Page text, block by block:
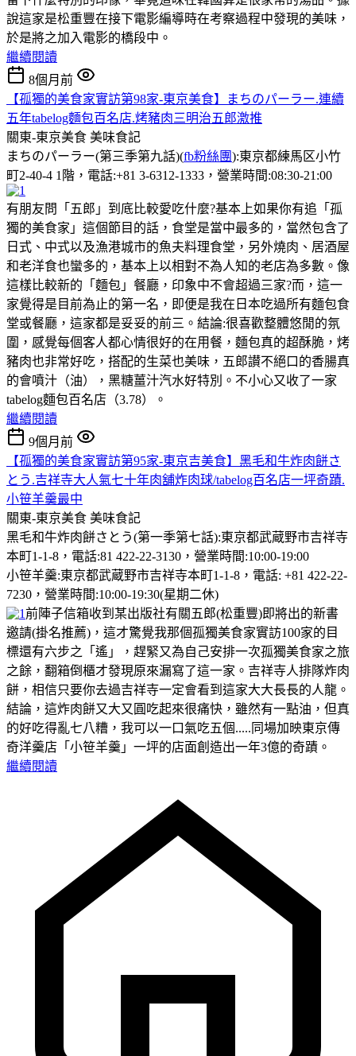
說這家是松重豐在接下電影編導時在考察過程中發現的美味，
於是將之加入電影的橋段中。
繼續閱讀
8個月前
【孤獨的美食家實訪第98家-東京美食】まちのパーラー.連續
五年tabelog麵包百名店.烤豬肉三明治五郎激推
關東-東京美食 美味食記
まちのパーラー(第三季第九話)(fb粉絲團):東京都練馬区小竹
町2-40-4 1階，電話:+81 3-6312-1333，營業時間:08:30-21:00
有朋友問「五郎」到底比較愛吃什麼?基本上如果你有追「孤
獨的美食家」這個節目的話，食堂是當中最多的，當然包含了
日式、中式以及漁港城市的魚夫料理食堂，另外燒肉、居酒屋
和老洋食也蠻多的，基本上以相對不為人知的老店為多數。像
這樣比較新的「麵包」餐廳，印象中不會超過三家?而，這一
家覺得是目前為止的第一名，即便是我在日本吃過所有麵包食
堂或餐廳，這家都是妥妥的前三。結論:很喜歡整體悠閒的氛
圍，感覺每個客人都心情很好的在用餐，麵包真的超酥脆，烤
豬肉也非常好吃，搭配的生菜也美味，五郎讃不絕口的香腸真
的會噴汁（油），黑糖薑汁汽水好特別。不小心又收了一家
tabelog麵包百名店（3.78）。
繼續閱讀
9個月前
【孤獨的美食家實訪第95家-東京吉美食】黑毛和牛炸肉餅さ
とう.吉祥寺大人氣七十年肉舖炸肉球/tabelog百名店一坪奇蹟.
小笹羊羹最中
關東-東京美食 美味食記
黑毛和牛炸肉餅さとう(第一季第七話):東京都武蔵野市吉祥寺
本町1-1-8，電話:81 422-22-3130，營業時間:10:00-19:00
小笹羊羹:東京都武蔵野市吉祥寺本町1-1-8，電話: +81 422-22-
7230，營業時間:10:00-19:30(星期二休)
前陣子信箱收到某出版社有關五郎(松重豐)即將出的新書
邀請(掛名推薦)，這才驚覺我那個孤獨美食家實訪100家的目
標還有六步之「遙」，趕緊又為自己安排一次孤獨美食家之旅
之餘，翻箱倒櫃才發現原來漏寫了這一家。吉祥寺人排隊炸肉
餅，相信只要你去過吉祥寺一定會看到這家大大長長的人龍。
結論，這炸肉餅又大又圓吃起來很痛快，雖然有一點油，但真
的好吃得亂七八糟，我可以一口氣吃五個.....同場加映東京傳
奇洋羹店「小笹羊羹」一坪的店面創造出一年3億的奇蹟。
繼續閱讀